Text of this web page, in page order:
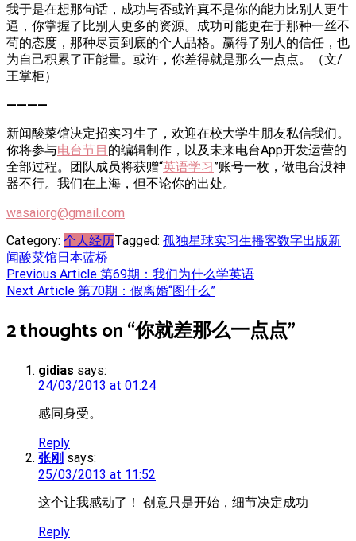
我于是在想那句话，成功与否或许真不是你的能力比别人更牛
逼，你掌握了比别人更多的资源。成功可能更在于那种一丝不
苟的态度，那种尽责到底的个人品格。赢得了别人的信任，也
为自己积累了正能量。或许，你差得就是那么一点点。（文/
王掌柜）
————
新闻酸菜馆决定招实习生了，欢迎在校大学生朋友私信我们。
你将参与电台节目 的编辑制作，以及未来电台App开发运营的
全部过程。团队成员将获赠“英语学习”账号一枚，做电台没神
器不行。我们在上海，但不论你的出处。
wasaiorg@gmail.com
Category: 个人经历Tagged: 孤独星球实习生播客数字出版新
闻酸菜馆日本蓝桥
Post
Previous Article 第69期：我们为什么学英语
Next Article 第70期：假离婚“图什么”
2 thoughts on “你就差那么一点点”
gidias says:
24/03/2013 at 01:24
感同身受。
Reply
张刚 says:
25/03/2013 at 11:52
这个让我感动了！ 创意只是开始，细节决定成功
Reply